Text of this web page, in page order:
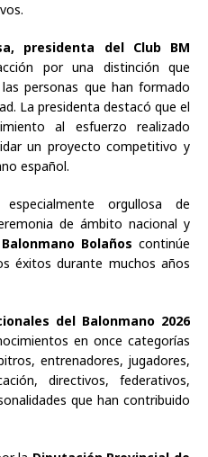
presidenta del Club BM
por una distinción que
personas que han formado
La presidenta destacó que el
al esfuerzo realizado
un proyecto competitivo y
español.
orgullosa de
de ámbito nacional y
Balonmano Bolaños continúe
éxitos durante muchos años
del Balonmano 2026
en once categorías
entrenadores, jugadores,
directivos, federativos,
que han contribuido